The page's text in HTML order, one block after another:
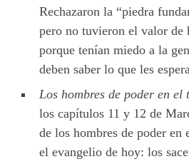
Rechazaron la “piedra
pero no tuvieron el valor de
porque tenían miedo a la
deben saber lo que les
Los hombres de poder en el
los capítulos 11 y 12 de
de los hombres de poder en
el evangelio de hoy: los